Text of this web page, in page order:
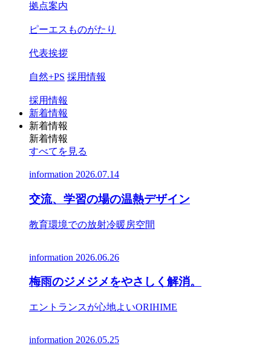
拠点案内
ピーエスものがたり
代表挨拶
自然+PS 採用情報
採用情報
新着情報
新着情報
新着情報
すべてを見る
information 2026.07.14
交流、学習の場の温熱デザイン
教育環境での放射冷暖房空間
information 2026.06.26
梅雨のジメジメをやさしく解消。
エントランスが心地よいORIHIME
information 2026.05.25